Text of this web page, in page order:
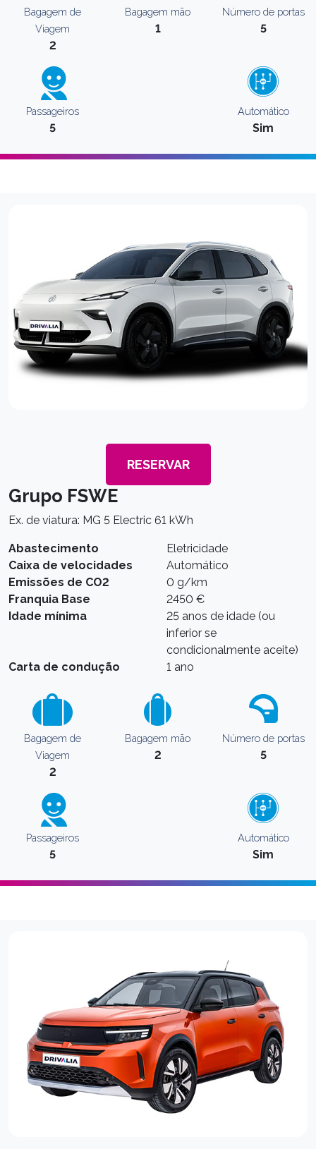
Bagagem de
Viagem
2
Bagagem mão
1
Número de portas
5
Passageiros
5
Automático
Sim
RESERVAR
Grupo FSWE
Ex. de viatura: MG 5 Electric 61 kWh
Abastecimento
Eletricidade
Caixa de velocidades
Automático
Emissões de CO2
0 g/km
Franquia Base
2450 €
Idade mínima
25 anos de idade (ou
inferior se
condicionalmente aceite)
Carta de condução
1 ano
Bagagem de
Viagem
2
Bagagem mão
2
Número de portas
5
Passageiros
5
Automático
Sim